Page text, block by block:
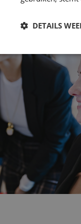
DETAILS